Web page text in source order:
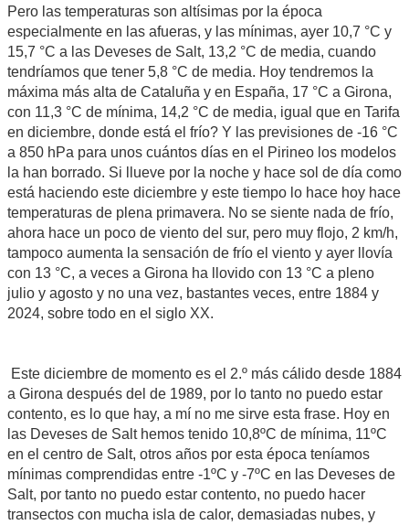
Pero las temperaturas son altísimas por la época
especialmente en las afueras, y las mínimas, ayer 10,7 °C y
15,7 °C a las Deveses de Salt, 13,2 °C de media, cuando
tendríamos que tener 5,8 °C de media. Hoy tendremos la
máxima más alta de Cataluña y en España, 17 °C a Girona,
con 11,3 °C de mínima, 14,2 °C de media, igual que en Tarifa
en diciembre, donde está el frío? Y las previsiones de -16 °C
a 850 hPa para unos cuántos días en el Pirineo los modelos
la han borrado. Si llueve por la noche y hace sol de día como
está haciendo este diciembre y este tiempo lo hace hoy hace
temperaturas de plena primavera. No se siente nada de frío,
ahora hace un poco de viento del sur, pero muy flojo, 2 km/h,
tampoco aumenta la sensación de frío el viento y ayer llovía
con 13 °C, a veces a Girona ha llovido con 13 °C a pleno
julio y agosto y no una vez, bastantes veces, entre 1884 y
2024, sobre todo en el siglo XX.
Este diciembre de momento es el 2.º más cálido desde 1884
a Girona después del de 1989, por lo tanto no puedo estar
contento, es lo que hay, a mí no me sirve esta frase. Hoy en
las Deveses de Salt hemos tenido 10,8ºC de mínima, 11ºC
en el centro de Salt, otros años por esta época teníamos
mínimas comprendidas entre -1ºC y -7ºC en las Deveses de
Salt, por tanto no puedo estar contento, no puedo hacer
transectos con mucha isla de calor, demasiadas nubes, y